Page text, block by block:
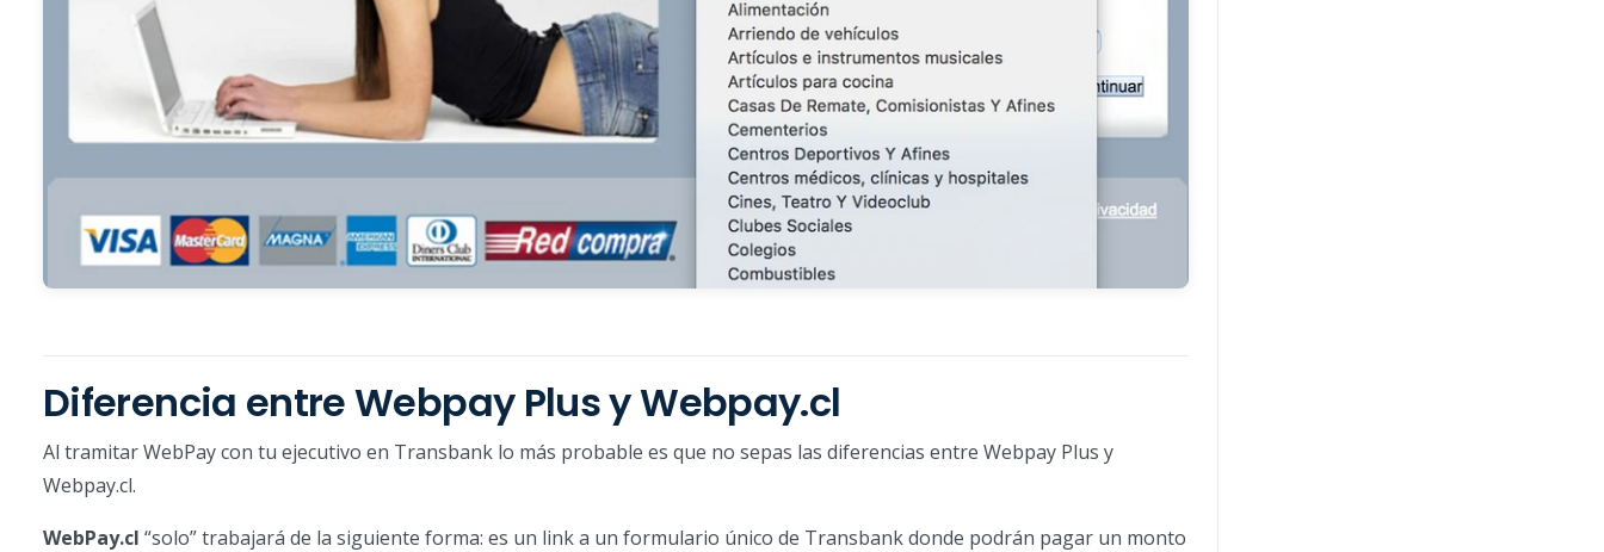
Diferencia entre Webpay Plus y Webpay.cl
Al tramitar WebPay con tu ejecutivo en Transbank lo más probable es que no sepas las diferencias entre Webpay Plus y
Webpay.cl.
WebPay.cl “solo” trabajará de la siguiente forma: es un link a un formulario único de Transbank donde podrán pagar un monto